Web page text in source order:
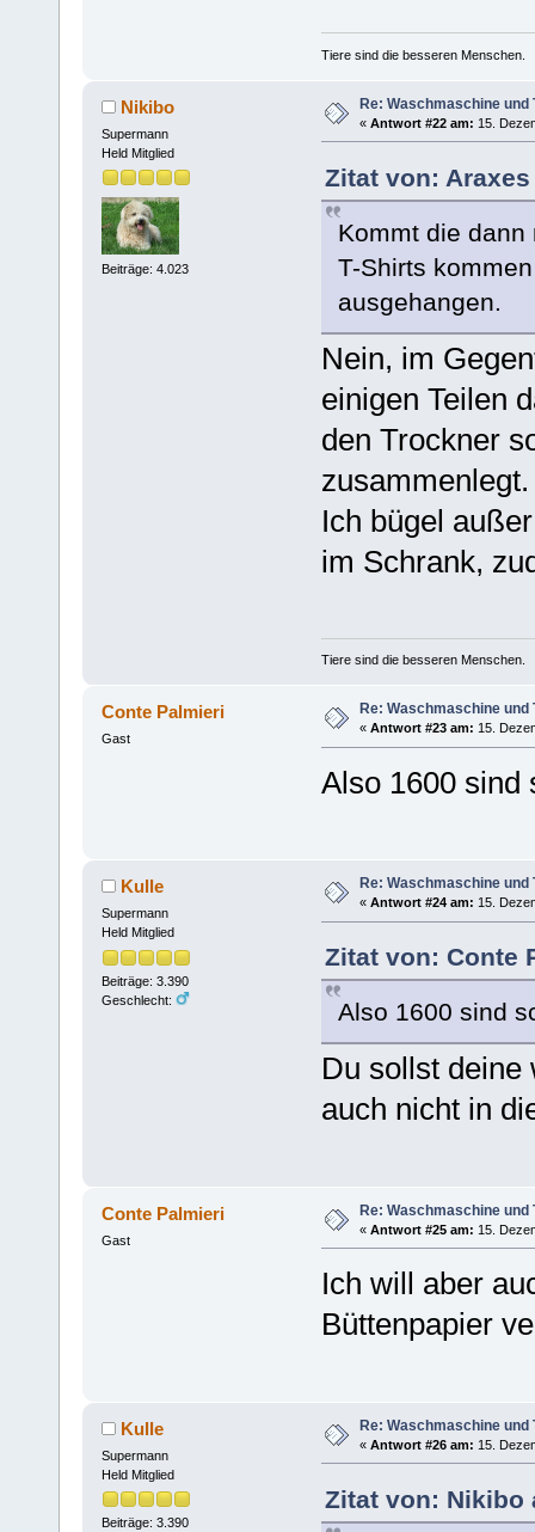
Tiere sind die besseren Menschen.
Nikibo
Supermann
Held Mitglied
Beiträge: 4.023
Re: Waschmaschine und
« Antwort #22 am: 15.
Zitat von: Araxes
Kommt die
T-Shirts
ausgehangen.
Nein, im
einigen Teilen
den Trockner
Ich bügel
im Schrank,
Tiere sind die besseren Menschen.
Conte Palmieri
Gast
Re: Waschmaschine und
« Antwort #23 am: 15.
Also 1600 sind
Kulle
Supermann
Held Mitglied
Beiträge: 3.390
Geschlecht:
Re: Waschmaschine und
« Antwort #24 am: 15.
Zitat von: Conte
Also 1600 sind
Du sollst deine
auch nicht in
Conte Palmieri
Gast
Re: Waschmaschine und
« Antwort #25 am: 15.
Ich will aber
Büttenpapier
Kulle
Supermann
Held Mitglied
Beiträge: 3.390
Re: Waschmaschine und
« Antwort #26 am: 15.
Zitat von: Nikibo